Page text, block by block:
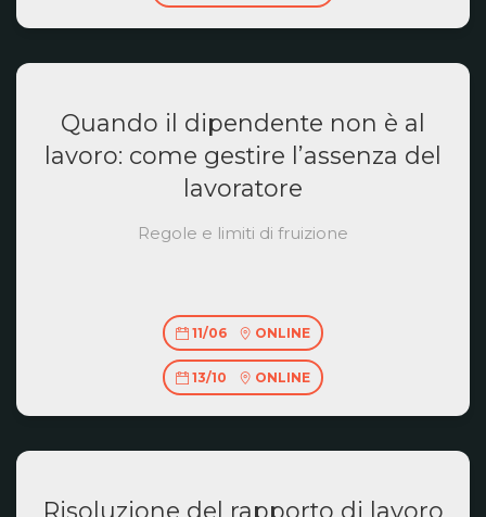
Quando il dipendente non è al
lavoro: come gestire l’assenza del
lavoratore
Regole e limiti di fruizione
11/06 ONLINE
13/10 ONLINE
Risoluzione del rapporto di lavoro